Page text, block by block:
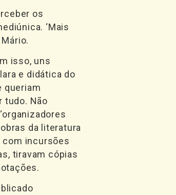
os
‘Mais
isso, uns
e didática do
queriam
tudo. Não
da literatura
com incursões
tiravam cópias